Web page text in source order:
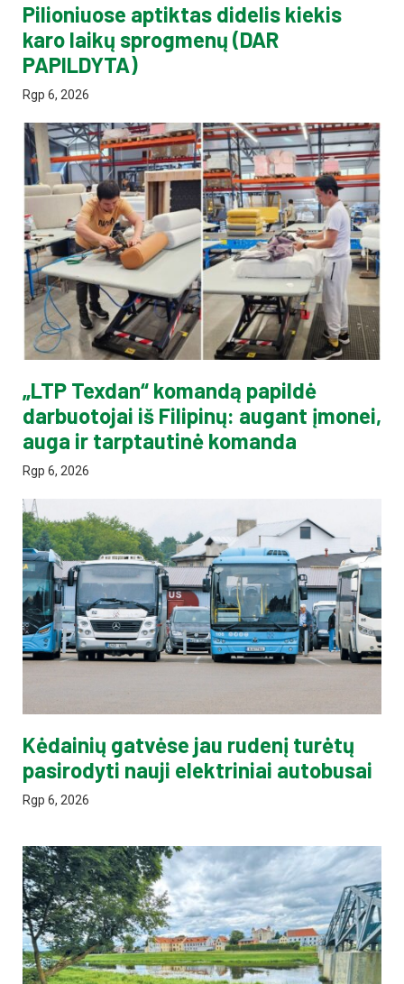
Pilioniuose aptiktas didelis kiekis
karo laikų sprogmenų (DAR
PAPILDYTA)
Rgp 6, 2026
„LTP Texdan“ komandą papildė
darbuotojai iš Filipinų: augant įmonei,
auga ir tarptautinė komanda
Rgp 6, 2026
Kėdainių gatvėse jau rudenį turėtų
pasirodyti nauji elektriniai autobusai
Rgp 6, 2026